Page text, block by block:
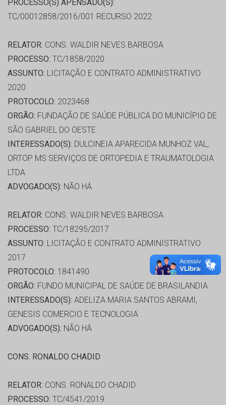
PROCESSO(S) APENSADO(S):
TC/00012858/2016/001 RECURSO 2022
RELATOR: CONS. WALDIR NEVES BARBOSA
PROCESSO: TC/1858/2020
ASSUNTO: LICITAÇÃO E CONTRATO ADMINISTRATIVO
2020
PROTOCOLO: 2023468
ORGÃO: FUNDAÇÃO DE SAÚDE PÚBLICA DO MUNICÍPIO DE
SÃO GABRIEL DO OESTE
INTERESSADO(S): DULCINEIA APARECIDA MUNHOZ VAL,
ORTOP MS SERVIÇOS DE ORTOPEDIA E TRAUMATOLOGIA
LTDA
ADVOGADO(S): NÃO HÁ
RELATOR: CONS. WALDIR NEVES BARBOSA
PROCESSO: TC/18295/2017
ASSUNTO: LICITAÇÃO E CONTRATO ADMINISTRATIVO
2017
PROTOCOLO: 1841490
ORGÃO: FUNDO MUNICIPAL DE SAÚDE DE BRASILANDIA
INTERESSADO(S): ADELIZA MARIA SANTOS ABRAMI,
GENESIS COMERCIO E TECNOLOGIA
ADVOGADO(S): NÃO HÁ
CONS. RONALDO CHADID
RELATOR: CONS. RONALDO CHADID
PROCESSO: TC/4541/2019